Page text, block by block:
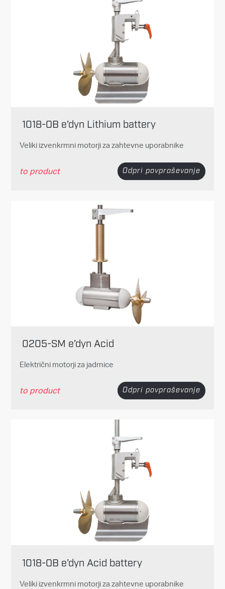
1018-OB e’dyn Lithium battery
Veliki izvenkrmni motorji za zahtevne uporabnike
to product Odpri povpraševanje
0205-SM e’dyn Acid
Električni motorji za jadrnice
to product Odpri povpraševanje
1018-OB e’dyn Acid battery
Veliki izvenkrmni motorji za zahtevne uporabnike